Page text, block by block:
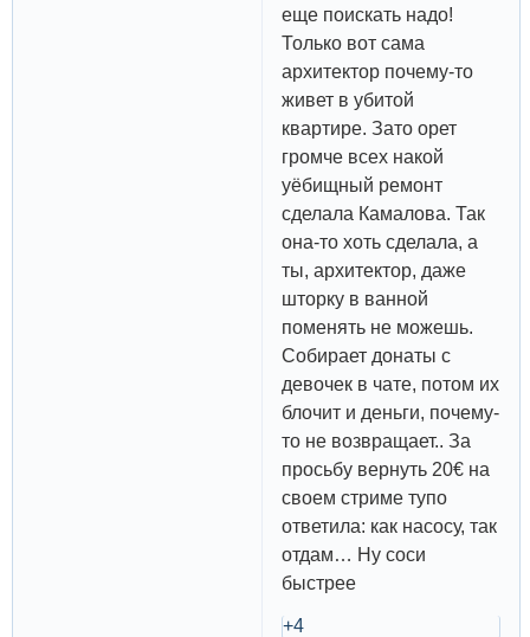
еще поискать надо!
Только вот сама
архитектор почему-то
живет в убитой
квартире. Зато орет
громче всех накой
уёбищный ремонт
сделала Камалова. Так
она-то хоть сделала, а
ты, архитектор, даже
шторку в ванной
поменять не можешь.
Собирает донаты с
девочек в чате, потом их
блочит и деньги, почему-
то не возвращает.. За
просьбу вернуть 20€ на
своем стриме тупо
ответила: как насосу, так
отдам… Ну соси
быстрее
+4